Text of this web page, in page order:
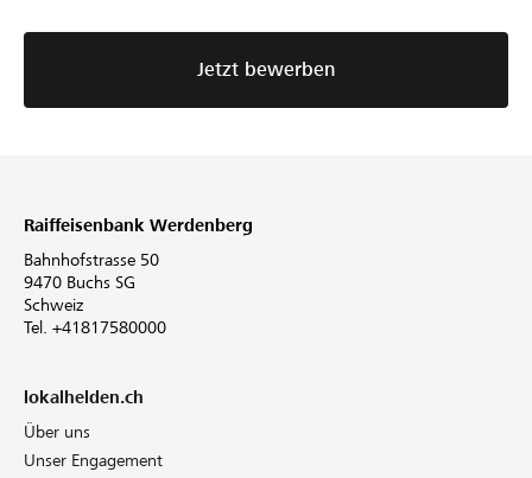
Jetzt bewerben
Raiffeisenbank Werdenberg
Bahnhofstrasse 50
9470 Buchs SG
Schweiz
Tel. +41817580000
lokalhelden.ch
Über uns
Unser Engagement